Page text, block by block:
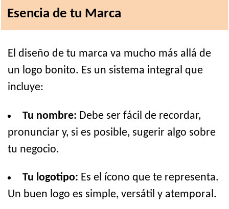
Esencia de tu Marca
El diseño de tu marca va mucho más allá de
un logo bonito. Es un sistema integral que
incluye:
Tu nombre: Debe ser fácil de recordar,
pronunciar y, si es posible, sugerir algo sobre
tu negocio.
Tu logotipo: Es el ícono que te representa.
Un buen logo es simple, versátil y atemporal.